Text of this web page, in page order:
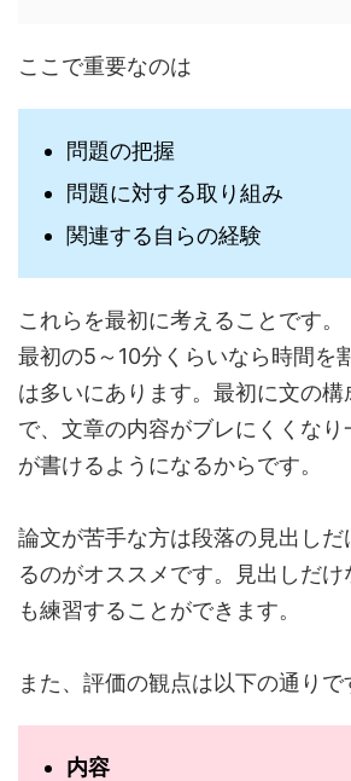
ここで重要なのは
問題の把握
問題に対する取り組み
関連する自らの経験
これらを最初に考えることです。
最初の5～10分くらいなら時間を
は多いにあります。最初に文の構
で、文章の内容がブレにくくな
が書けるようになるからです。
論文が苦手な方は段落の見出し
るのがオススメです。見出しだ
も練習することができます。
また、評価の観点は以下の通りで
内容